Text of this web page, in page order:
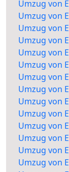
Umzug von
Umzug von
Umzug von
Umzug von
Umzug von
Umzug von
Umzug von
Umzug von
Umzug von
Umzug von
Umzug von
Umzug von
Umzug von
Umzug von